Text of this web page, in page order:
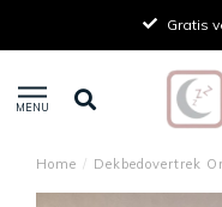
Gratis
MENU
Home / Dekbedovertrek